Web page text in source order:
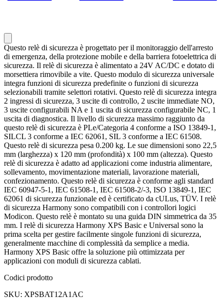
Questo relè di sicurezza è progettato per il monitoraggio dell'arresto
di emergenza, della protezione mobile e della barriera fotoelettrica di
sicurezza. Il relè di sicurezza è alimentato a 24V AC/DC e dotato di
morsettiera rimovibile a vite. Questo modulo di sicurezza universale
integra funzioni di sicurezza predefinite o funzioni di sicurezza
selezionabili tramite selettori rotativi. Questo relè di sicurezza integra
2 ingressi di sicurezza, 3 uscite di controllo, 2 uscite immediate NO,
3 uscite configurabili NA e 1 uscita di sicurezza configurabile NC, 1
uscita di diagnostica. Il livello di sicurezza massimo raggiunto da
questo relè di sicurezza è PLe/Categoria 4 conforme a ISO 13849-1,
SILCL 3 conforme a IEC 62061, SIL 3 conforme a IEC 61508.
Questo relè di sicurezza pesa 0.200 kg. Le sue dimensioni sono 22,5
mm (larghezza) x 120 mm (profondità) x 100 mm (altezza). Questo
relè di sicurezza è adatto ad applicazioni come industria alimentare,
sollevamento, movimentazione materiali, lavorazione materiali,
confezionamento. Questo relè di sicurezza è conforme agli standard
IEC 60947-5-1, IEC 61508-1, IEC 61508-2/-3, ISO 13849-1, IEC
62061 di sicurezza funzionale ed è certificato da cULus, TÜV. I relè
di sicurezza Harmony sono compatibili con i controllori logici
Modicon. Questo relè è montato su una guida DIN simmetrica da 35
mm. I relè di sicurezza Harmony XPS Basic e Universal sono la
prima scelta per gestire facilmente singole funzioni di sicurezza,
generalmente macchine di complessità da semplice a media.
Harmony XPS Basic offre la soluzione più ottimizzata per
applicazioni con moduli di sicurezza cablati.
Codici prodotto
SKU: XPSBAT12A1AC